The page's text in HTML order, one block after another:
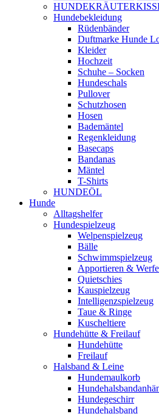
Hundebekleidung
Rüdenbänder
Duftmarke Hunde
Kleider
Hochzeit
Schuhe – Socken
Hundeschals
Pullover
Schutzhosen
Hosen
Bademäntel
Regenkleidung
Basecaps
Bandanas
Mäntel
T-Shirts
HUNDEÖL
Hunde
Alltagshelfer
Hundespielzeug
Welpenspielzeug
Bälle
Schwimmspielzeug
Apportieren &
Quietschies
Kauspielzeug
Intelligenzspielzeug
Taue & Ringe
Kuscheltiere
Hundehütte & Freilauf
Hundehütte
Freilauf
Halsband & Leine
Hundemaulkorb
Hundegeschirr
Hundehalsband